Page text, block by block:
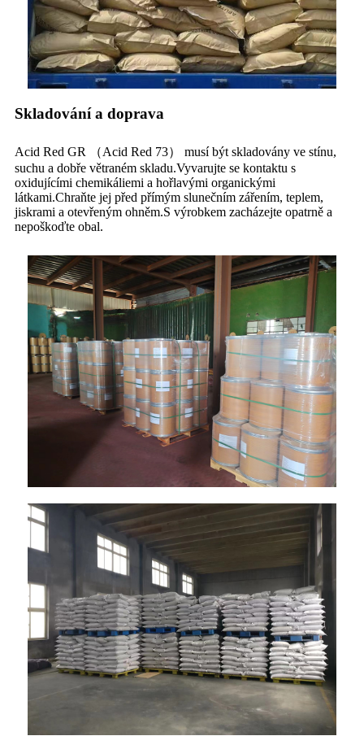
Skladování a doprava
Acid Red GR （Acid Red 73） musí být skladovány ve stínu,
suchu a dobře větraném skladu.Vyvarujte se kontaktu s
oxidujícími chemikáliemi a hořlavými organickými
látkami.Chraňte jej před přímým slunečním zářením, teplem,
jiskrami a otevřeným ohněm.S výrobkem zacházejte opatrně a
nepoškoďte obal.